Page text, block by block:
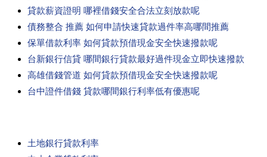
貸款薪資證明 哪裡借錢安全合法立刻放款呢
債務整合 推薦 如何申請快速貸款過件率高哪間推薦
保單借款利率 如何貸款預借現金安全快速撥款呢
台新銀行信貸 哪間銀行貸款最好過件現金立即快速撥款
高雄借錢管道 如何貸款預借現金安全快速撥款呢
台中證件借錢 貸款哪間銀行利率低有優惠呢
土地銀行貸款利率